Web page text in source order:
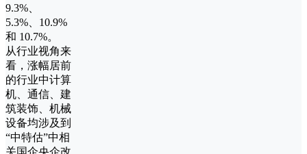
9.3%、
5.3%、10.9%
和 10.7%。
从行业视角来
看，涨幅居前
的行业中计算
机、通信、建
筑装饰、机械
设备均涉及到
“中特估”中相
关国企央企改